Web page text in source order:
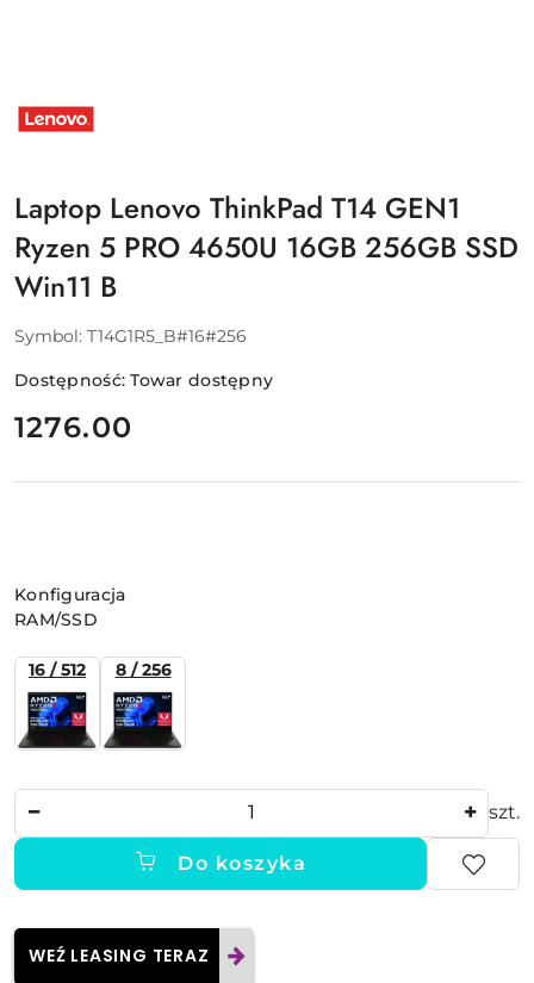
PRODUCENTA:
LENOVO
Laptop Lenovo ThinkPad T14 GEN1
Ryzen 5 PRO 4650U 16GB 256GB SSD
Win11 B
Symbol: T14G1R5_B#16#256
Dostępność:Towar dostępny
cena:
1276.00
Wariant
Konfiguracja
RAM/SSD
16 / 512 8 / 256
szt.
Do koszyka
WEŹ LEASING TERAZ